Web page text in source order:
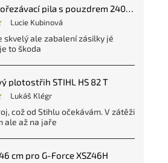
Rovná prořezávací pila s pouzdrem 240 mm
Lucie Kubinová
skvelý ale zabalení zásilky jé
to škoda
plotostřih STIHL HS 82 T
Lukáš Klégr
což od Stihlu očekávám. V zátěži
ale až na jaře
cm pro G-Force XSZ46H